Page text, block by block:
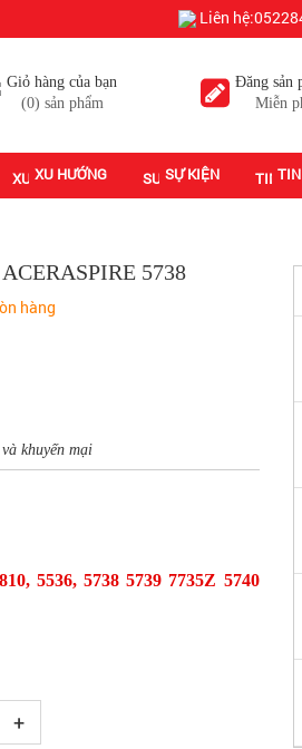
Liên
Giỏ hàng của bạn
(0) sản phẩm
Đăng sản
Miễn
XU HƯỚNG SỰ KIỆN
5738
hàng
khuyến mại
5536, 5738 5739 7735Z 5740
+